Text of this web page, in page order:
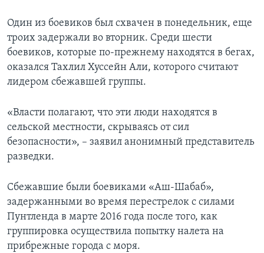
Один из боевиков был схвачен в понедельник, еще
троих задержали во вторник. Среди шести
боевиков, которые по-прежнему находятся в бегах,
оказался Тахлил Хуссейн Али, которого считают
лидером сбежавшей группы.
«Власти полагают, что эти люди находятся в
сельской местности, скрываясь от сил
безопасности», – заявил анонимный представитель
разведки.
Сбежавшие были боевиками «Аш-Шабаб»,
задержанными во время перестрелок с силами
Пунтленда в марте 2016 года после того, как
группировка осуществила попытку налета на
прибрежные города с моря.